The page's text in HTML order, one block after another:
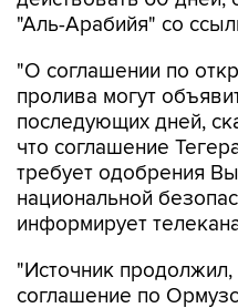
"Аль-Арабийя" со
"О соглашении по
пролива могут
последующих дней,
что соглашение
требует одобрения
национальной
информирует
"Источник
соглашение по